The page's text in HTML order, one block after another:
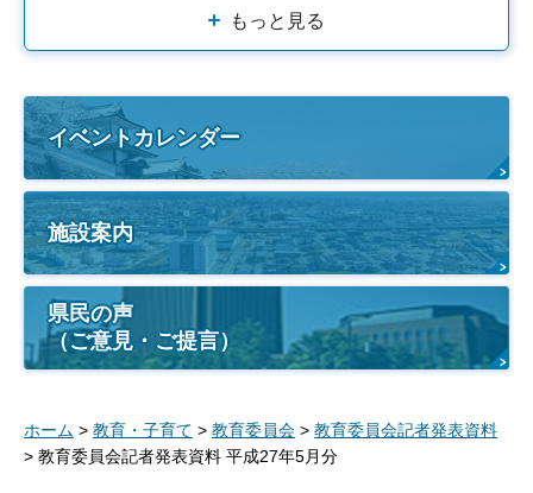
もっと見る
イベントカレンダー
施設案内
県民の声
（ご意見・ご提言）
ホーム > 教育・子育て > 教育委員会 > 教育委員会記者発表資料
> 教育委員会記者発表資料 平成27年5月分